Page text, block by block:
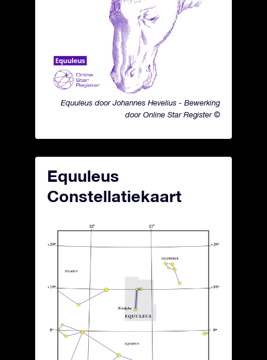
Equuleus door Johannes Hevelius - Bewerking
door Online Star Register ©
Equuleus
Constellatiekaart